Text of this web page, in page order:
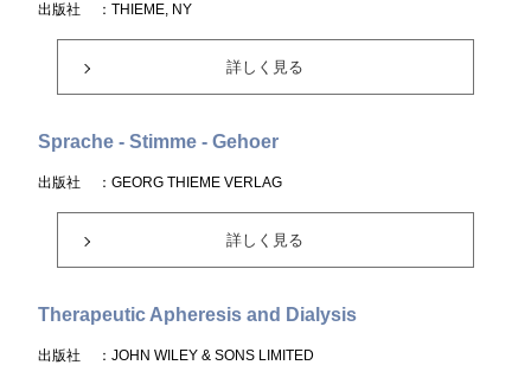
出版社 ：THIEME, NY
詳しく見る
Sprache - Stimme - Gehoer
出版社 ：GEORG THIEME VERLAG
詳しく見る
Therapeutic Apheresis and Dialysis
出版社 ：JOHN WILEY & SONS LIMITED